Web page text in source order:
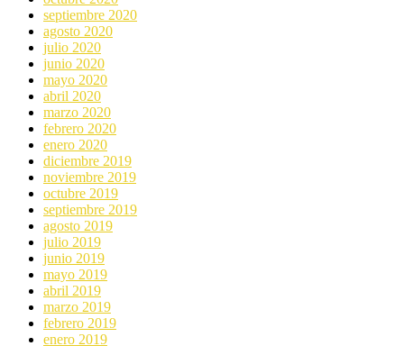
septiembre 2020
agosto 2020
julio 2020
junio 2020
mayo 2020
abril 2020
marzo 2020
febrero 2020
enero 2020
diciembre 2019
noviembre 2019
octubre 2019
septiembre 2019
agosto 2019
julio 2019
junio 2019
mayo 2019
abril 2019
marzo 2019
febrero 2019
enero 2019